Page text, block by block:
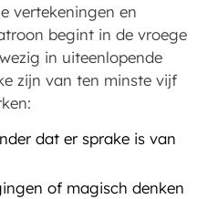
vertekeningen en
begint in de vroege
in uiteenlopende
zijn van ten minste vijf
dat er sprake is van
of magisch denken